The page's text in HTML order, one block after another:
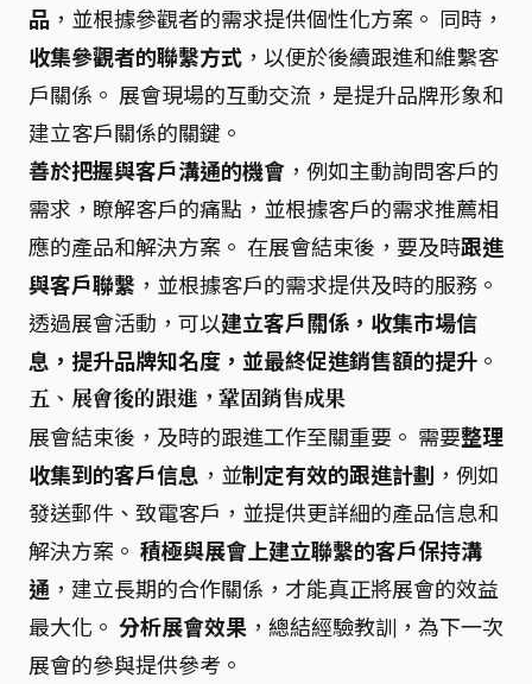
品 ，並根據參觀者的需求提供個性化方案。 同時，
收集參觀者的聯繫方式 ，以便於後續跟進和維繫客
戶關係。 展會現場的互動交流，是提升品牌形象和
建立客戶關係的關鍵。
善於把握與客戶溝通的機會 ，例如主動詢問客戶的
需求，瞭解客戶的痛點，並根據客戶的需求推薦相
應的產品和解決方案。 在展會結束後，要及時跟進
與客戶聯繫 ，並根據客戶的需求提供及時的服務。
透過展會活動，可以建立客戶關係，收集市場信
息，提升品牌知名度，並最終促進銷售額的提升 。
五、展會後的跟進，鞏固銷售成果
展會結束後，及時的跟進工作至關重要。 需要整理
收集到的客戶信息 ，並制定有效的跟進計劃 ，例如
發送郵件、致電客戶，並提供更詳細的產品信息和
解決方案。 積極與展會上建立聯繫的客戶保持溝
通 ，建立長期的合作關係，才能真正將展會的效益
最大化。 分析展會效果 ，總結經驗教訓，為下一次
展會的參與提供參考。